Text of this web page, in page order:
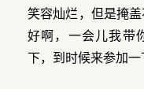
笑容灿烂，但是掩
好啊，一会儿我带
下，到时候来参加